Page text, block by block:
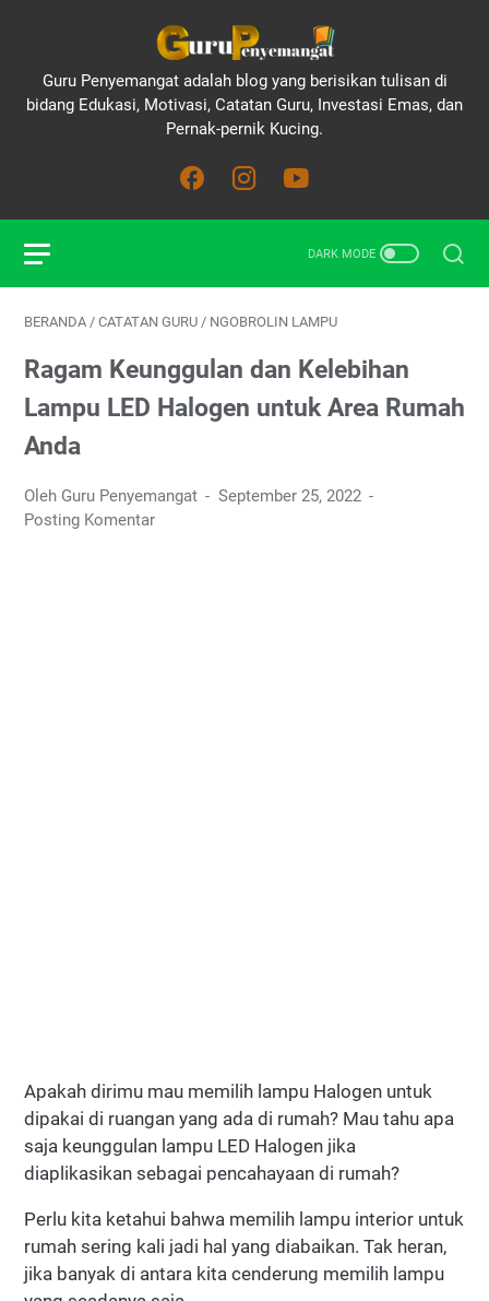
Guru Penyemangat adalah blog yang berisikan tulisan di
bidang Edukasi, Motivasi, Catatan Guru, Investasi Emas, dan
Pernak-pernik Kucing.
BERANDA / CATATAN GURU / NGOBROLIN LAMPU
Ragam Keunggulan dan Kelebihan
Lampu LED Halogen untuk Area Rumah
Anda
Oleh Guru Penyemangat
September 25, 2022
Posting Komentar
Apakah dirimu mau memilih lampu Halogen untuk
dipakai di ruangan yang ada di rumah? Mau tahu apa
saja keunggulan lampu LED Halogen jika
diaplikasikan sebagai pencahayaan di rumah?
Perlu kita ketahui bahwa memilih lampu interior untuk
rumah sering kali jadi hal yang diabaikan. Tak heran,
jika banyak di antara kita cenderung memilih lampu